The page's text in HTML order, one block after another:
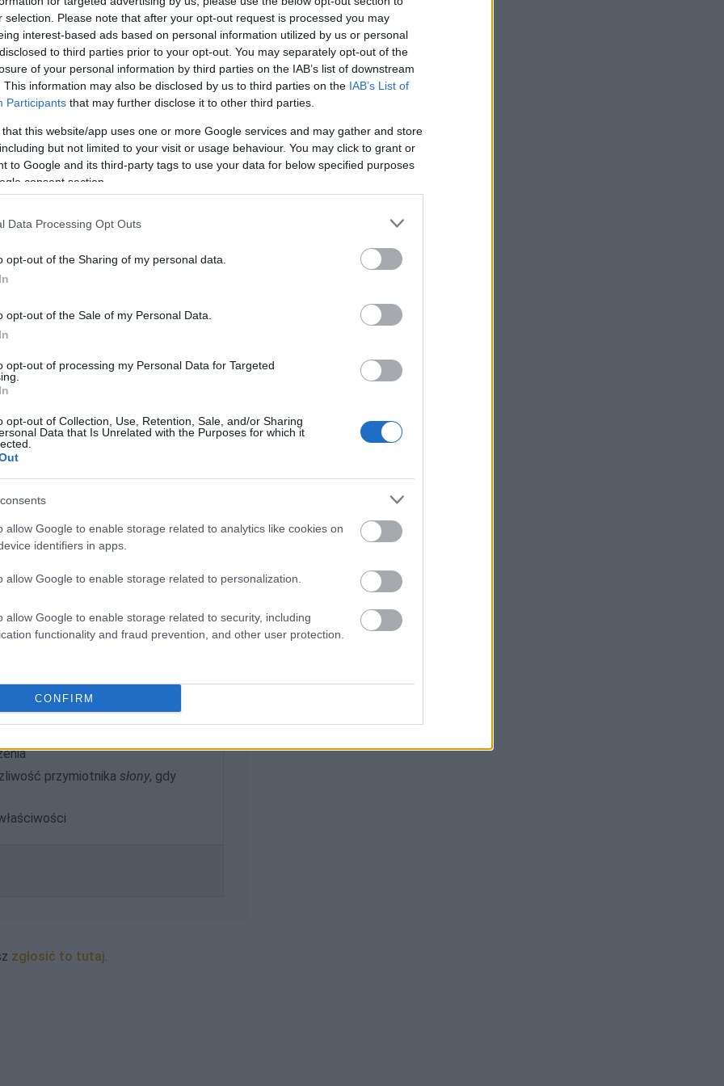
selection. Please note that after your opt-out request is processed you may
interest-based ads based on personal information utilized by us or personal
to third parties prior to your opt-out. You may separately opt-out of the
of your personal information by third parties on the IAB’s list of downstream
This information may also be disclosed by us to third parties on the IAB’s List of
Participants that may further disclose it to other third parties.
that this website/app uses one or more Google services and may gather and store
but not limited to your visit or usage behaviour. You may click to grant or
to Google and its third-party tags to use your data for below specified purposes
consent section.
Data Processing Opt Outs
opt-out of the Sharing of my personal data.
opt-out of the Sale of my Personal Data.
opt-out of processing my Personal Data for Targeted
opt-out of Collection, Use, Retention, Sale, and/or Sharing
Data that Is Unrelated with the Purposes for which it
allow Google to enable storage related to analytics like cookies on
identifiers in apps.
allow Google to enable storage related to personalization.
allow Google to enable storage related to security, including
functionality and fraud prevention, and other user protection.
CONFIRM
tematy i problemy?
na nadmiar wrażliwości
anglicyzmów w jednym słowie—
przecinek
przed
ani nic— O przecinku poa tak
pomiędzy
przymiotnika słony, gdy
zgłosić to tutaj